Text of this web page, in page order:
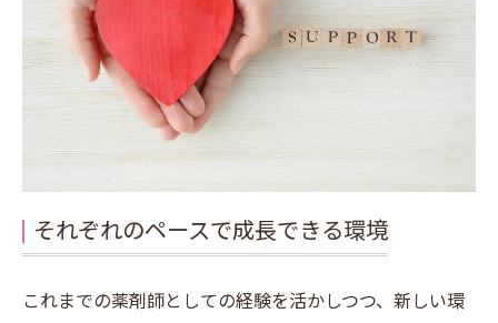
それぞれのペースで成長できる環境
これまでの薬剤師としての経験を活かしつつ、新しい環